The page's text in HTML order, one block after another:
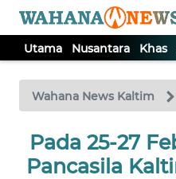
Utama Nusantara Khas
Wahana News Kaltim
Pada 25-27
Pancasila
TV
Tutup
UTAMA